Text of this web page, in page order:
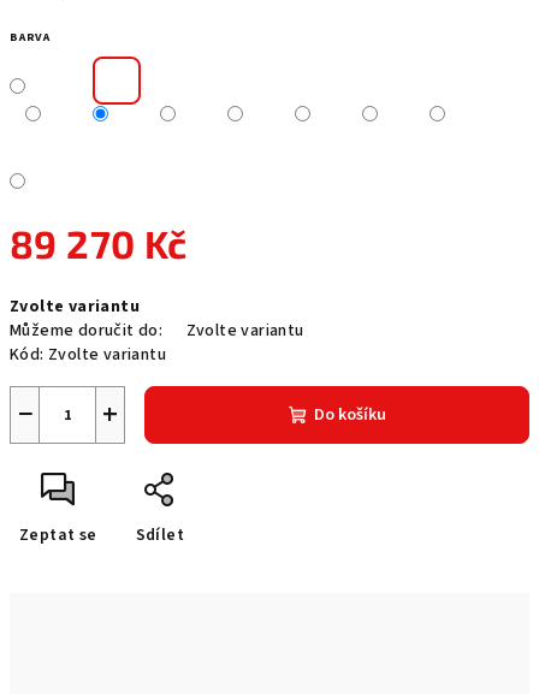
BARVA
89 270 Kč
cena:
Zvolte variantu
Můžeme doručit do:
Zvolte variantu
Kód: Zvolte variantu
+
− Do košíku
Zeptat se Sdílet